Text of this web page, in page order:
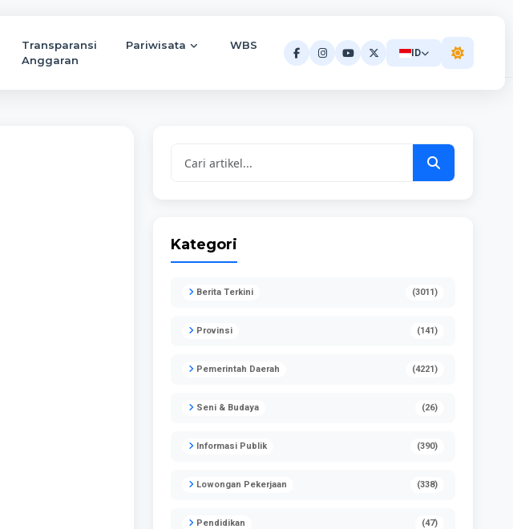
Transparansi
Anggaran
Pariwisata WBS
ID
Kategori
Berita Terkini (3011)
Provinsi (141)
Pemerintah Daerah (4221)
Seni & Budaya (26)
Informasi Publik (390)
Lowongan Pekerjaan (338)
Pendidikan (47)